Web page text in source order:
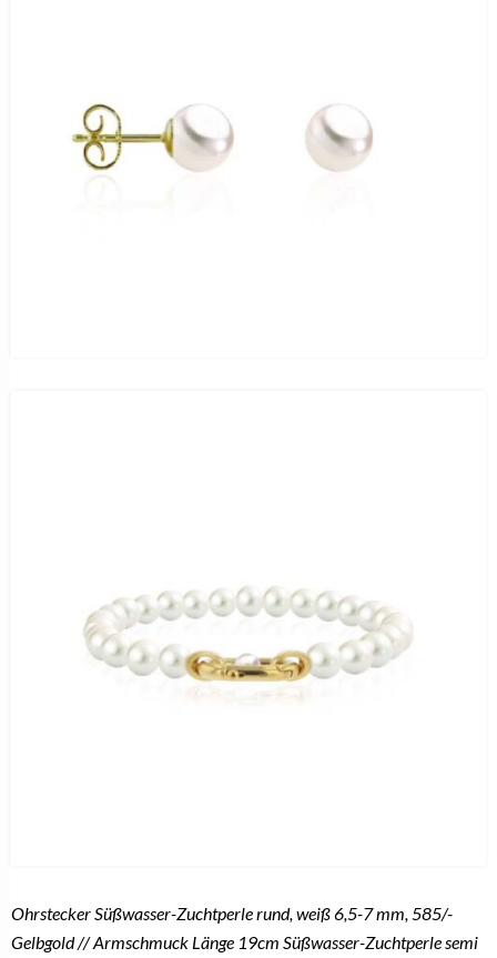
Ohrstecker Süßwasser-Zuchtperle rund, weiß 6,5-7 mm, 585/-
Gelbgold // Armschmuck Länge 19cm Süßwasser-Zuchtperle semi